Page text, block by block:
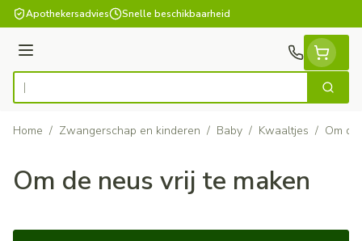
Ga naar de inhoud
Apothekersadvies Snelle beschikbaarheid
Menu
Product, merk, categorie... Zoek
Home / Zwangerschap en kinderen / Baby / Kwaaltjes / Om
Om de neus vrij te maken